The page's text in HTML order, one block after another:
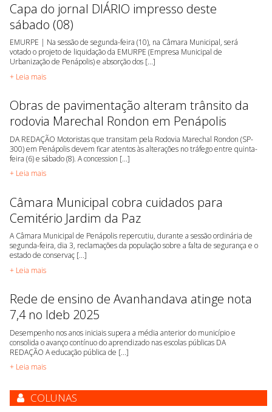
Capa do jornal DIÁRIO impresso deste
sábado (08)
EMURPE | Na sessão de segunda-feira (10), na Câmara Municipal, será
votado o projeto de liquidação da EMURPE (Empresa Municipal de
Urbanização de Penápolis) e absorção dos [...]
+ Leia mais
Obras de pavimentação alteram trânsito da
rodovia Marechal Rondon em Penápolis
DA REDAÇÃO Motoristas que transitam pela Rodovia Marechal Rondon (SP-
300) em Penápolis devem ficar atentos às alterações no tráfego entre quinta-
feira (6) e sábado (8). A concession [...]
+ Leia mais
Câmara Municipal cobra cuidados para
Cemitério Jardim da Paz
A Câmara Municipal de Penápolis repercutiu, durante a sessão ordinária de
segunda-feira, dia 3, reclamações da população sobre a falta de segurança e o
estado de conservaç [...]
+ Leia mais
Rede de ensino de Avanhandava atinge nota
7,4 no Ideb 2025
Desempenho nos anos iniciais supera a média anterior do município e
consolida o avanço contínuo do aprendizado nas escolas públicas DA
REDAÇÃO A educação pública de [...]
+ Leia mais
COLUNAS